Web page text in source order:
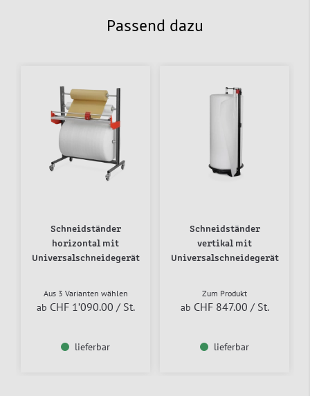
Passend dazu
Schneidständer
horizontal mit
Universalschneidegerät
Aus 3 Varianten wählen
ab CHF 1’090.00 / St.
lieferbar
Schneidständer
vertikal mit
Universalschneidegerät
Zum Produkt
ab CHF 847.00 / St.
lieferbar